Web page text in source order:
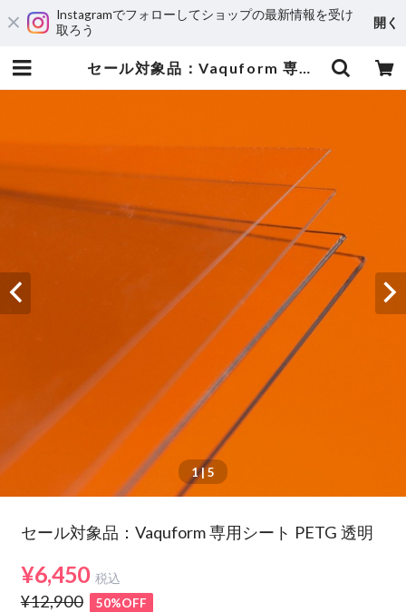
Instagramでフォローしてショップの最新情報を受け
取ろう
開く
セール対象品：Vaquform 専用シート PETG 透明 | 3DPRINTER SHOP id.arts
1| 5
セール対象品：Vaquform 専用シート PETG 透明
¥6,450 税込
¥12,900 50%OFF